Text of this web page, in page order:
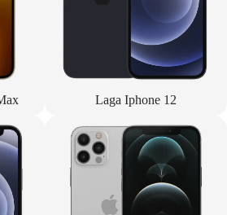
Laga Iphone 12